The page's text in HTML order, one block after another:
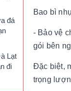
Bao bì
- Bảo vệ
gói bên
Đặc biệt,
trọng
đá
Lạt
đi